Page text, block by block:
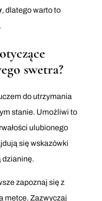
, dlatego warto to
swetra?
do utrzymania
stanie. Umożliwi to
ulubionego
się wskazówki
dzianinę.
zapoznaj się z
metce. Zazwyczaj